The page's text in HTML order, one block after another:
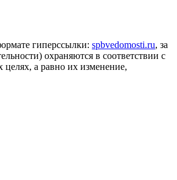
гиперссылки: spbvedomosti.ru, за
охраняются в соответствии с
а равно их изменение,